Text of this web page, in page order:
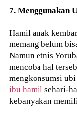
7. Menggunakan
Hamil anak
memang belum
Namun etnis
mencoba hal
mengkonsumsi
ibu hamil sehari-
kebanyakan